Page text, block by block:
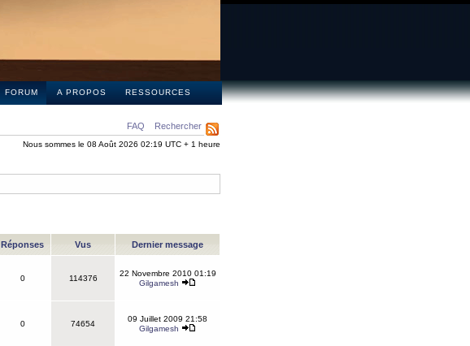
FORUM A PROPOS RESSOURCES
FAQ Rechercher
Nous sommes le 08 Août 2026 02:19 UTC + 1 heure
Réponses Vus Dernier message
0 114376
22 Novembre 2010 01:19
Gilgamesh
0 74654
09 Juillet 2009 21:58
Gilgamesh